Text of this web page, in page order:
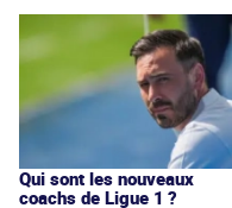
Qui sont les nouveaux
coachs de Ligue 1 ?